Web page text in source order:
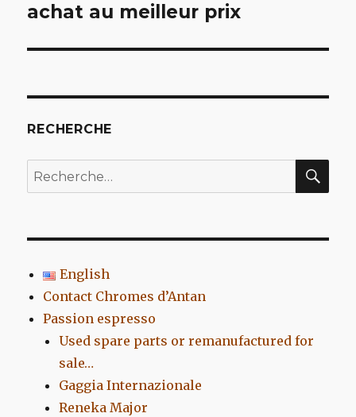
l’article
achat au meilleur prix
RECHERCHE
Recherche
pour
English
Contact Chromes d’Antan
Passion espresso
Used spare parts or remanufactured for
sale…
Gaggia Internazionale
Reneka Major